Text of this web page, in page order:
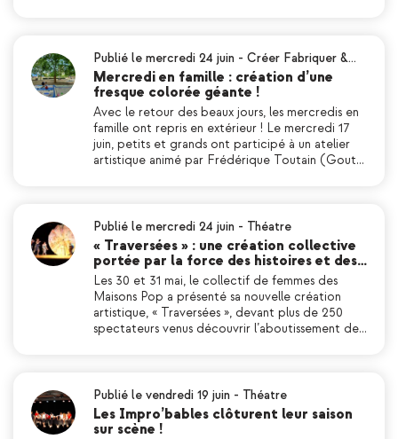
Publié le mercredi 24 juin - Créer Fabriquer &…
Mercredi en famille : création d’une
fresque colorée géante !
Avec le retour des beaux jours, les mercredis en
famille ont repris en extérieur ! Le mercredi 17
juin, petits et grands ont participé à un atelier
artistique animé par Frédérique Toutain (Gout…
Publié le mercredi 24 juin - Théatre
« Traversées » : une création collective
portée par la force des histoires et des…
Les 30 et 31 mai, le collectif de femmes des
Maisons Pop a présenté sa nouvelle création
artistique, « Traversées », devant plus de 250
spectateurs venus découvrir l’aboutissement de…
Publié le vendredi 19 juin - Théatre
Les Impro’bables clôturent leur saison
sur scène !